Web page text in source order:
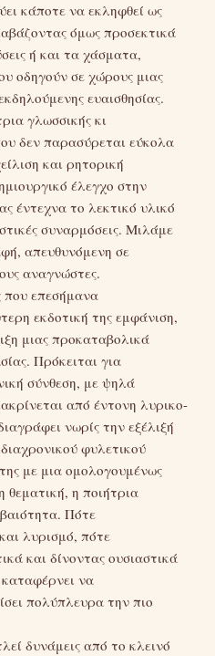
κάποτε να εκληφθεί ως
όμως προσεκτικά
ή και τα χάσματα,
οδηγούν σε χώρους μιας
ευαισθησίας.
γλωσσικής κι
δεν παρασύρεται εύκολα
και ρητορική
έλεγχο στην
έντεχνα το λεκτικό υλικό
συναρμόσεις. Μιλάμε
απευθυνόμενη σε
αναγνώστες.
που επεσήμανα
εκδοτική της εμφάνιση,
μιας προκαταβολικά
Πρόκειται για
σύνθεση, με ψηλά
από έντονη λυρικο-
νωρίς την εξέλιξή
φυλετικού
με μια ομολογουμένως
η ποιήτρια
Πότε
λυρισμό, πότε
και δίνοντας ουσιαστικά
να
πολύπλευρα την πιο
δυνάμεις από το κλεινό